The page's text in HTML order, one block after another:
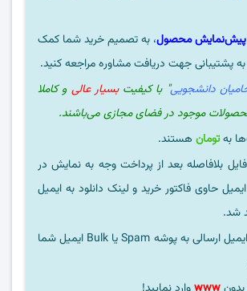
پیش‌نمایش محصول، به تصمیم خرید شما کمک
به پشتیبانی جهت دریافت مشاوره مراجعه کنید.
دانشجویی" با کیفیت بسیار عالی و کاملا
موجود در فضای مجازی می‌باشند.
بهتومان هستند.
بلافاصله بعد از پرداخت وجه به نمایش در
حاوی فاکتور خرید و لینک دانلود به ایمیل
شد.
ممکن است ایمیل ارسالی به پوشه Spam یا Bulk ایمیل شما